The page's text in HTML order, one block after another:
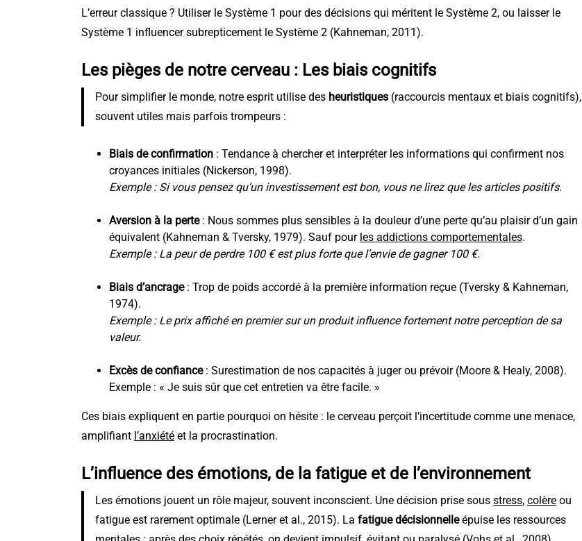
L’erreur classique ? Utiliser le Système 1 pour des décisions qui méritent le Système 2, ou laisser le
Système 1 influencer subrepticement le Système 2 (Kahneman, 2011).
Les pièges de notre cerveau : Les biais cognitifs
Pour simplifier le monde, notre esprit utilise des heuristiques (raccourcis mentaux et biais cognitifs),
souvent utiles mais parfois trompeurs :
Biais de confirmation : Tendance à chercher et interpréter les informations qui confirment nos
croyances initiales (Nickerson, 1998).
Exemple : Si vous pensez qu’un investissement est bon, vous ne lirez que les articles positifs.
Aversion à la perte: Nous sommes plus sensibles à la douleur d’une perte qu’au plaisir d’un gain
équivalent (Kahneman & Tversky, 1979). Sauf pour les addictions comportementales.
Exemple : La peur de perdre 100 € est plus forte que l’envie de gagner 100 €.
Biais d’ancrage: Trop de poids accordé à la première information reçue (Tversky & Kahneman,
1974).
Exemple : Le prix affiché en premier sur un produit influence fortement notre perception de sa
valeur.
Excès de confiance: Surestimation de nos capacités à juger ou prévoir (Moore & Healy, 2008).
Exemple : « Je suis sûr que cet entretien va être facile. »
Ces biais expliquent en partie pourquoi on hésite : le cerveau perçoit l’incertitude comme une menace,
amplifiant l’anxiété et la procrastination.
L’influence des émotions, de la fatigue et de l’environnement
Les émotions jouent un rôle majeur, souvent inconscient. Une décision prise sous stress, colère ou
fatigue est rarement optimale (Lerner et al., 2015). La fatigue décisionnelleépuise les ressources